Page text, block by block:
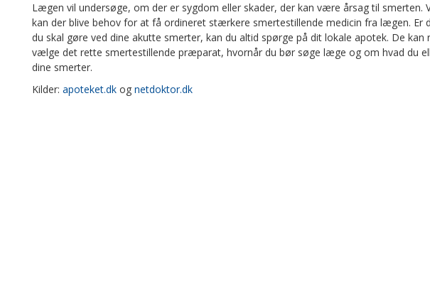
Lægen vil undersøge, om der er sygdom eller skader, der kan være årsag til smerten.
kan der blive behov for at få ordineret stærkere smertestillende medicin fra lægen. Er
du skal gøre ved dine akutte smerter, kan du altid spørge på dit lokale apotek. De kan
vælge det rette smertestillende præparat, hvornår du bør søge læge og om hvad du
dine smerter.
Kilder: apoteket.dk og netdoktor.dk